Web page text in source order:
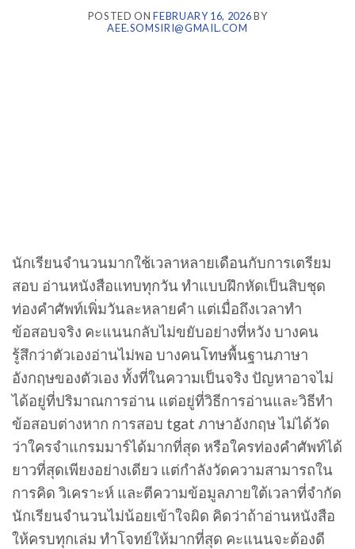
POSTED ONFEBRUARY 16, 2026BY
AEE.SOMSIRI@GMAIL.COM
นักเรียนจำนวนมากใช้เวลาหลายเดือนกับการเตรียม
สอบ อ่านหนังสือแทบทุกวัน ทำแบบฝึกหัดเป็นสิบชุด
ท่องคำศัพท์เพิ่มวันละหลายคำ แต่เมื่อถึงเวลาทำ
ข้อสอบจริง คะแนนกลับไม่ขยับอย่างที่หวัง บางคน
รู้สึกว่าตัวเองอ่านไม่พอ บางคนโทษพื้นฐานภาษา
อังกฤษของตัวเอง ทั้งที่ในความเป็นจริง ปัญหาอาจไม่
ได้อยู่ที่ปริมาณการอ่าน แต่อยู่ที่วิธีการอ่านและวิธีทำ
ข้อสอบต่างหาก การสอบ tgat ภาษาอังกฤษ ไม่ได้วัด
ว่าใครจำแกรมมาร์ได้มากที่สุด หรือใครท่องคำศัพท์ได้
ยาวที่สุดเพียงอย่างเดียว แต่กำลังวัดความสามารถใน
การคิด วิเคราะห์ และตีความข้อมูลภายใต้เวลาที่จำกัด
นักเรียนจำนวนไม่น้อยเข้าใจผิด คิดว่าถ้าอ่านหนังสือ
ให้ครบทุกเล่ม ทำโจทย์ให้มากที่สุด คะแนนจะต้องดี